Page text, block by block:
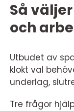
Så
och
Utbudet av
klokt val
underlag,
Tre frågor